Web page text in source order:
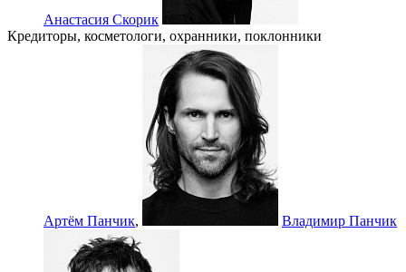
Анастасия Скорик
Кредиторы, косметологи, охранники, поклонники
Артём Панчик, Владимир Панчик